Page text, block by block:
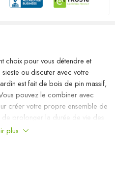
choix pour vous détendre et
ou discuter avec votre
est fait de bois de pin massif,
pouvez le combiner avec
créer votre propre ensemble de
prolonger la durée de vie des
de les protéger avec
plus